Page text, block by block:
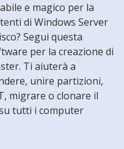
e magico per la
di Windows Server
Segui questa
per la creazione di
Ti aiuterà a
unire partizioni,
migrare o clonare il
tutti i computer